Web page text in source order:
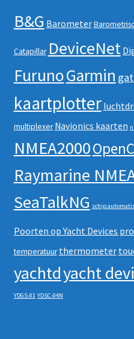
B&G Barometer
Catapillar DeviceNet
FurunoGarmin
kaartplotter
multiplexer Navionics kaarten
NMEA2000
Raymarine
SeaTalkNG schip
Poorten op Yacht Devices
temperatuur thermometer
yachtdyacht
YDGS-01 YDSC-04N